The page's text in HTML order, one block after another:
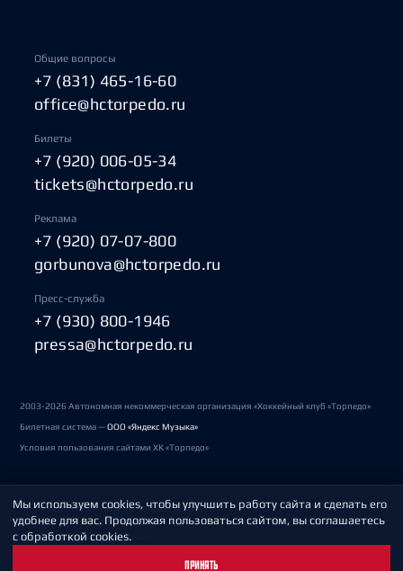
Общие вопросы
+7 (831) 465-16-60
office@hctorpedo.ru
Билеты
+7 (920) 006-05-34
tickets@hctorpedo.ru
Реклама
+7 (920) 07-07-800
gorbunova@hctorpedo.ru
Пресс-служба
+7 (930) 800-1946
pressa@hctorpedo.ru
2003-2026 Автономная некоммерческая организация «Хоккейный клуб «Торпедо»
Билетная система —ООО «Яндекс Музыка»
Условия пользования сайтами ХК «Торпедо»
Политика обработки персональных данных
Пользовательское соглашение
Мы используем cookies, чтобы улучшить работу сайта и сделать его
удобнее для вас. Продолжая пользоваться сайтом, вы соглашаетесь
с обработкой cookies.
ПРИНЯТЬ